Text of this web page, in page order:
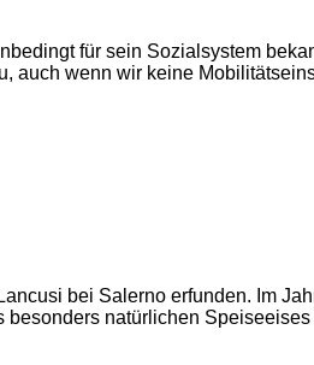
für sein Sozialsystem
auch wenn wir keine
bei Salerno erfunden. Im
natürlichen